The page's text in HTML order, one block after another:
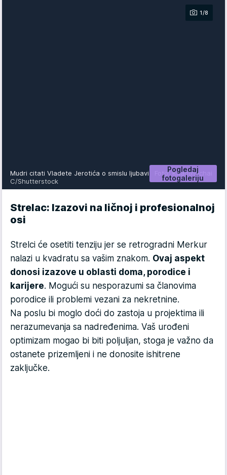
1/8
Pogledaj
fotogaleriju
Mudri citati Vladete Jerotića o smislu ljubavi
Foto: Khanthachai
C/Shutterstock
Strelac: Izazovi na ličnoj i profesionalnoj
osi
Strelci će osetiti tenziju jer se retrogradni Merkur
nalazi u kvadratu sa vašim znakom. Ovaj aspekt
donosi izazove u oblasti doma, porodice i
karijere. Mogući su nesporazumi sa članovima
porodice ili problemi vezani za nekretnine.
Na poslu bi moglo doći do zastoja u projektima ili
nerazumevanja sa nadređenima. Vaš urođeni
optimizam mogao bi biti poljuljan, stoga je važno da
ostanete prizemljeni i ne donosite ishitrene
zaključke.